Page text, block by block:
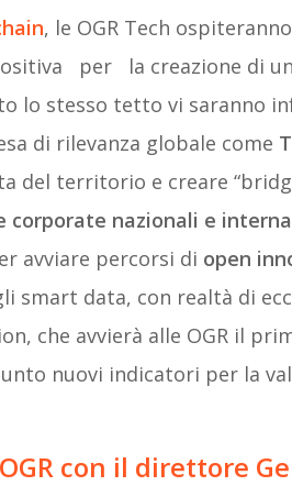
, le OGR Tech ospiteranno
per la creazione di
lo stesso tetto vi saranno
di rilevanza globale come
del territorio e creare
corporate nazionali e
avviare percorsi di open
smart data, con realtà di
che avvierà alle OGR il
nuovi indicatori per la
con il direttore